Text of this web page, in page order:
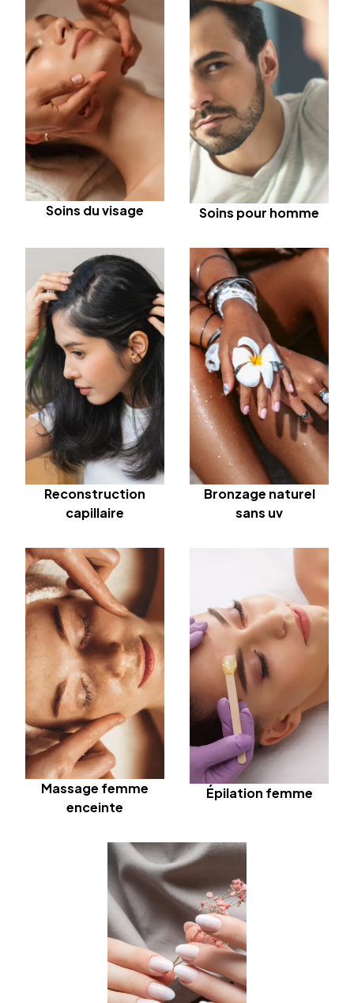
Soins du visage Soins pour homme
Reconstruction
capillaire
Bronzage naturel
sans uv
Massage femme
enceinte
Épilation femme